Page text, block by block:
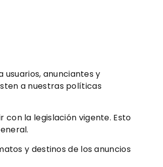
anunciantes y
a nuestras políticas
la legislación vigente. Esto
y destinos de los anuncios